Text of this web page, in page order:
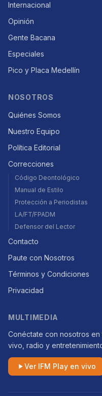
Internacional
Opinión
Gente Bacana
Especiales
Pico y Placa Medellín
NOSOTROS
Quiénes Somos
Nuestro Equipo
Política Editorial
Correcciones
Código Deontológico
Manual de Estilo
Protección a Periodistas
LA/FT/FPADM
Defensor del Lector
Contacto
Paute con Nosotros
Términos y Condiciones
Privacidad
MULTIMEDIA
Conéctate con nosotros en
vivo, radio y
Ver IFM Play en vivo